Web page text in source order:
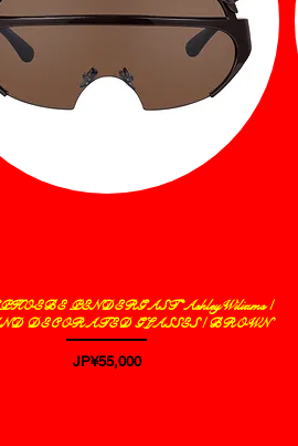
제품보기
PENDERGAST*AshleyWiliams /
DECORATED GLASSES / BROWN
가격
JP¥55,000